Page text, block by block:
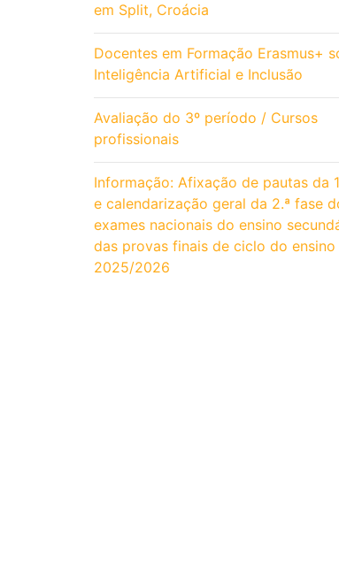
em Split, Croácia
Docentes em Formação Erasmus+
Inteligência Artificial e Inclusão
Avaliação do 3º período / Cursos
profissionais
Informação: Afixação de pautas da
e calendarização geral da 2.ª fase
exames nacionais do ensino
das provas finais de ciclo do ensino
2025/2026